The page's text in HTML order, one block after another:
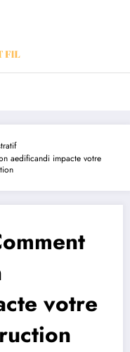
aedificandi impacte votre
votre